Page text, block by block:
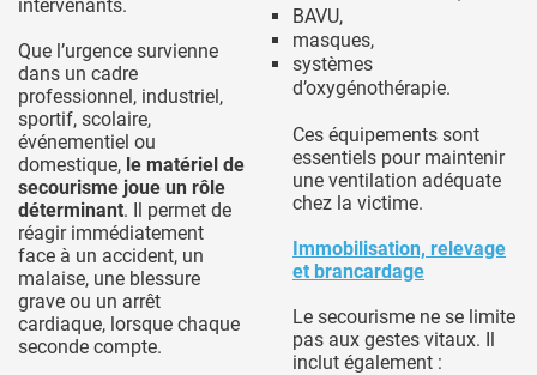
intervenants.
Que l’urgence survienne
dans un cadre
professionnel, industriel,
sportif, scolaire,
événementiel ou
domestique, le matériel de
secourisme joue un rôle
déterminant. Il permet de
réagir immédiatement
face à un accident, un
malaise, une blessure
grave ou un arrêt
cardiaque, lorsque chaque
seconde compte.
BAVU,
masques,
systèmes
d’oxygénothérapie.
Ces équipements sont
essentiels pour maintenir
une ventilation adéquate
chez la victime.
Immobilisation, relevage
et brancardage
Le secourisme ne se limite
pas aux gestes vitaux. Il
inclut également :